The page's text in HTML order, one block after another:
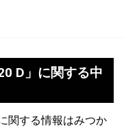
D」に関する中
関する情報はみつか